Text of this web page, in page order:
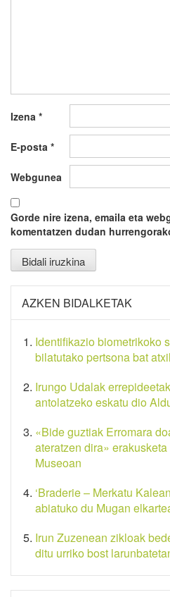
Izena *
E-posta *
Webgunea
Gorde nire izena, emaila eta
komentatzen dudan
AZKEN BIDALKETAK
Identifikazio biometrikoko
bilatutako pertsona bat
Irungo Udalak
antolatzeko eskatu dio
«Bide guztiak Erromara
ateratzen dira»
Museoan
‘Braderie – Merkatu
abiatuko du Mugan
Irun Zuzenean zikloak
ditu urriko bost